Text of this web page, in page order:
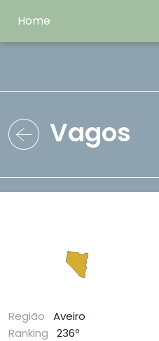
Home
Vagos
Região
Aveiro
Ranking
236º